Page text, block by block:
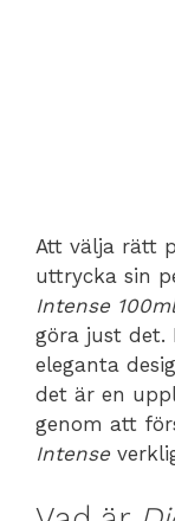
Att välja rätt
uttrycka sin
Intense 100ml
göra just det.
eleganta
det är en
genom att
Intense